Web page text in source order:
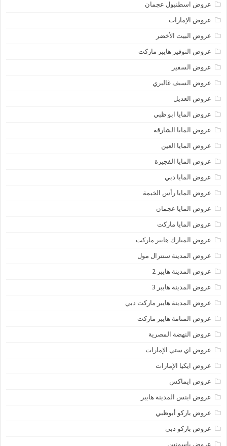
عروض اسطنبول عجمان
عروض الإمارات
عروض البيت الأخضر
عروض التوفير هايبر ماركت
عروض السفير
عروض السيف غاليري
عروض العديل
عروض المايا ابو ظبي
عروض المايا الشارقة
عروض المايا العين
عروض المايا الفجيرة
عروض المايا دبي
عروض المايا رأس الخيمة
عروض المايا عجمان
عروض المايا ماركت
عروض المبارك هايبر ماركت
عروض المدينة سنترال مول
عروض المدينة هايبر 2
عروض المدينة هايبر 3
عروض المدينة هايبر ماركت دبي
عروض المنامة هايبر ماركت
عروض النهضة المصرية
عروض اي ستي الإمارات
عروض ايكيا الإمارات
عروض ايماكس
عروض اينس المدينة هايبر
عروض باركو أبوظبي
عروض باركو دبي
عروض باسونس